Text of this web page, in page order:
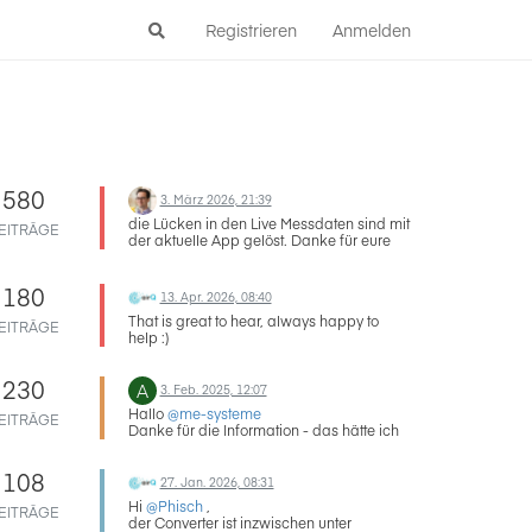
Registrieren Anmelden
580 3. März 2026, 21:39
die Lücken in den Live Messdaten sind mit
der aktuelle App gelöst. Danke für eure
180 13. Apr. 2026, 08:40
That is great to hear, always happy to
help :)
selection makes the most sense, we are
now looking to adjust the behaviour.
Thank you for your input!
230 A 3. Feb. 2025, 12:07
Hallo@me-systeme
Danke für die Information - das hätte ich
108 27. Jan. 2026, 08:31
Hi @Phisch,
der Converter ist inzwischen unter